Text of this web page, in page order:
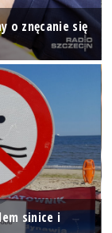
o znęcanie się
sinice i